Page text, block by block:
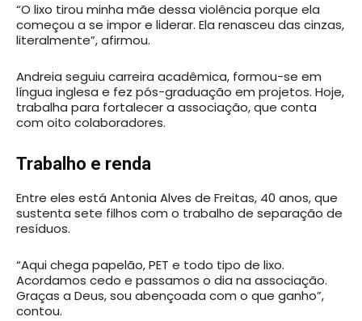
“O lixo tirou minha mãe dessa violência porque ela
começou a se impor e liderar. Ela renasceu das cinzas,
literalmente”, afirmou.
Andreia seguiu carreira acadêmica, formou-se em
língua inglesa e fez pós-graduação em projetos. Hoje,
trabalha para fortalecer a associação, que conta
com oito colaboradores.
Trabalho e renda
Entre eles está Antonia Alves de Freitas, 40 anos, que
sustenta sete filhos com o trabalho de separação de
resíduos.
“Aqui chega papelão, PET e todo tipo de lixo.
Acordamos cedo e passamos o dia na associação.
Graças a Deus, sou abençoada com o que ganho”,
contou.